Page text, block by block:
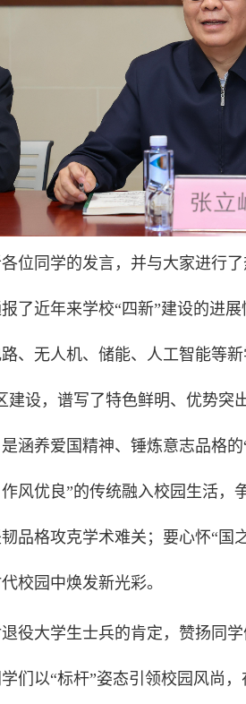
位同学的发言，并与大家进行
了近年来学校“四新”建设的进
、无人机、储能、人工智能等
建设，谱写了特色鲜明、优势
涵养爱国精神、锤炼意志品格
风优良”的传统融入校园生活，
品格攻克学术难关；要心怀“
校园中焕发新光彩。
役大学生士兵的肯定，赞扬同
们以“标杆”姿态引领校园风尚